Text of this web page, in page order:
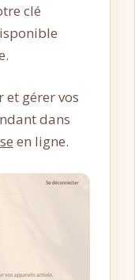
clé
et gérer vos
dans
en ligne.